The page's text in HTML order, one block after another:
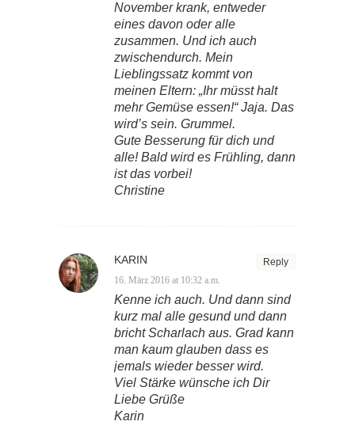
November krank, entweder
eines davon oder alle
zusammen. Und ich auch
zwischendurch. Mein
Lieblingssatz kommt von
meinen Eltern: „Ihr müsst halt
mehr Gemüse essen!“ Jaja. Das
wird’s sein. Grummel.
Gute Besserung für dich und
alle! Bald wird es Frühling, dann
ist das vorbei!
Christine
Reply
KARIN
16. März 2016 at 10:32 a.m.
Kenne ich auch. Und dann sind
kurz mal alle gesund und dann
bricht Scharlach aus. Grad kann
man kaum glauben dass es
jemals wieder besser wird.
Viel Stärke wünsche ich Dir
Liebe Grüße
Karin